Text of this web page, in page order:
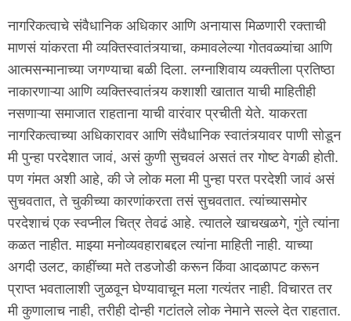
नागरिकत्वाचे संवैधानिक अधिकार आणि अनायास मिळणारी रक्ताची
माणसं यांकरता मी व्यक्तिस्वातंत्र्याचा, कमावलेल्या गोतवळ्यांचा आणि
आत्मसन्मानाच्या जगण्याचा बळी दिला. लग्नाशिवाय व्यक्तीला प्रतिष्ठा
नाकारणाऱ्या आणि व्यक्तिस्वातंत्र्य कशाशी खातात याची माहितीही
नसणाऱ्या समाजात राहताना याची वारंवार प्रचीती येते. याकरता
नागरिकत्वाच्या अधिकारावर आणि संवैधानिक स्वातंत्र्यावर पाणी सोडून
मी पुन्हा परदेशात जावं, असं कुणी सुचवलं असतं तर गोष्ट वेगळी होती.
पण गंमत अशी आहे, की जे लोक मला मी पुन्हा परत परदेशी जावं असं
सुचवतात, ते चुकीच्या कारणांकरता तसं सुचवतात. त्यांच्यासमोर
परदेशाचं एक स्वप्नील चित्र तेवढं आहे. त्यातले खाचखळगे, गुंते त्यांना
कळत नाहीत. माझ्या मनोव्यवहाराबद्दल त्यांना माहिती नाही. याच्या
अगदी उलट, काहींच्या मते तडजोडी करून किंवा आदळापट करून
प्राप्त भवतालाशी जुळवून घेण्यावाचून मला गत्यंतर नाही. विचारत तर
मी कुणालाच नाही, तरीही दोन्ही गटांतले लोक नेमाने सल्ले देत राहतात.